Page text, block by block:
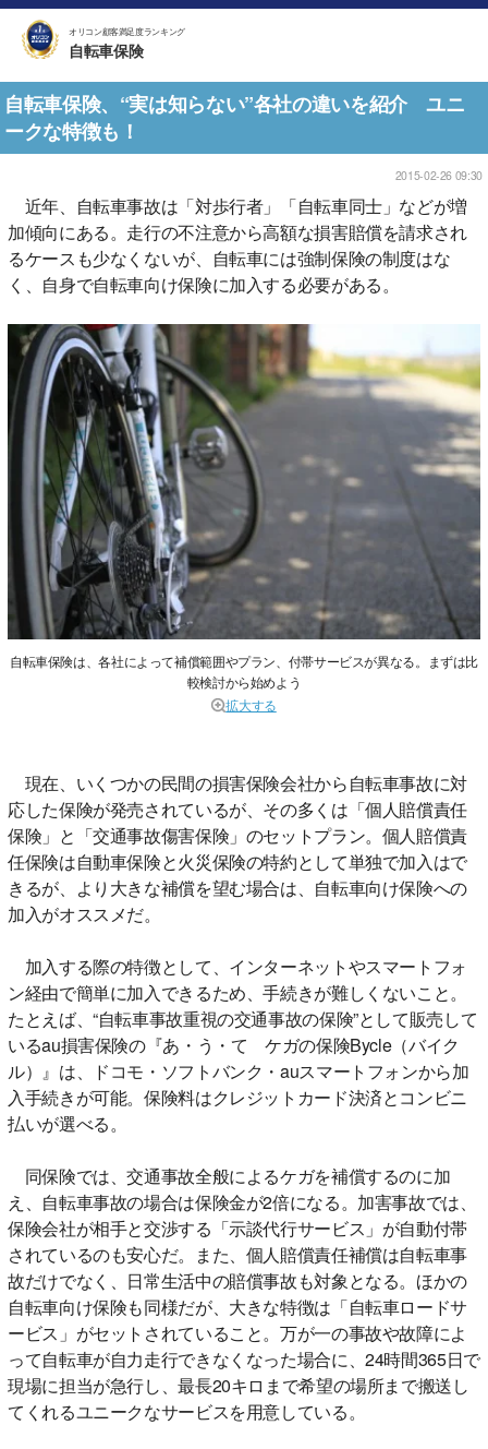
オリコン顧客満足度ランキング
自転車保険
自転車保険、“実は知らない”各社の違いを紹介 ユニ
ークな特徴も！
2015-02-26 09:30
近年、自転車事故は「対歩行者」「自転車同士」などが増
加傾向にある。走行の不注意から高額な損害賠償を請求され
るケースも少なくないが、自転車には強制保険の制度はな
く、自身で自転車向け保険に加入する必要がある。
自転車保険は、各社によって補償範囲やプラン、付帯サービスが異なる。まずは比
較検討から始めよう
拡大する
現在、いくつかの民間の損害保険会社から自転車事故に対
応した保険が発売されているが、その多くは「個人賠償責任
保険」と「交通事故傷害保険」のセットプラン。個人賠償責
任保険は自動車保険と火災保険の特約として単独で加入はで
きるが、より大きな補償を望む場合は、自転車向け保険への
加入がオススメだ。
加入する際の特徴として、インターネットやスマートフォ
ン経由で簡単に加入できるため、手続きが難しくないこと。
たとえば、“自転車事故重視の交通事故の保険”として販売して
いるau損害保険の『あ・う・て ケガの保険Bycle（バイク
ル）』は、ドコモ・ソフトバンク・auスマートフォンから加
入手続きが可能。保険料はクレジットカード決済とコンビニ
払いが選べる。
同保険では、交通事故全般によるケガを補償するのに加
え、自転車事故の場合は保険金が2倍になる。加害事故では、
保険会社が相手と交渉する「示談代行サービス」が自動付帯
されているのも安心だ。また、個人賠償責任補償は自転車事
故だけでなく、日常生活中の賠償事故も対象となる。ほかの
自転車向け保険も同様だが、大きな特徴は「自転車ロードサ
ービス」がセットされていること。万が一の事故や故障によ
って自転車が自力走行できなくなった場合に、24時間365日で
現場に担当が急行し、最長20キロまで希望の場所まで搬送し
てくれるユニークなサービスを用意している。